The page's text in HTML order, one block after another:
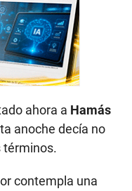
ahora a Hamás
anoche decía no
términos.
contempla una